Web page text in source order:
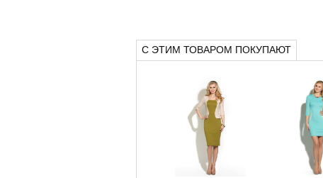
С ЭТИМ ТОВАРОМ ПОКУПАЮТ